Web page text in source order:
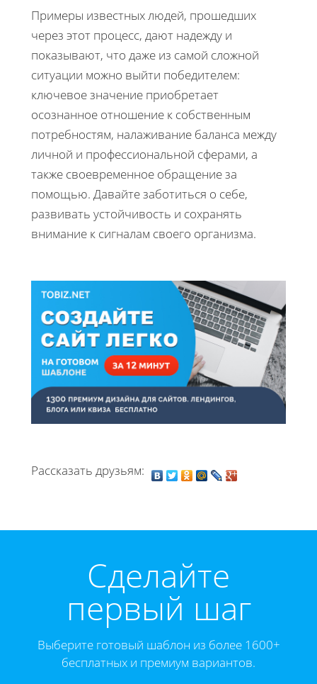
Примеры известных людей, прошедших
через этот процесс, дают надежду и
показывают, что даже из самой сложной
ситуации можно выйти победителем:
ключевое значение приобретает
осознанное отношение к собственным
потребностям, налаживание баланса между
личной и профессиональной сферами, а
также своевременное обращение за
помощью. Давайте заботиться о себе,
развивать устойчивость и сохранять
внимание к сигналам своего организма.
Рассказать друзьям:
Cделайте
первый шаг
Выберите готовый шаблон из более 1600+
бесплатных и премиум вариантов.